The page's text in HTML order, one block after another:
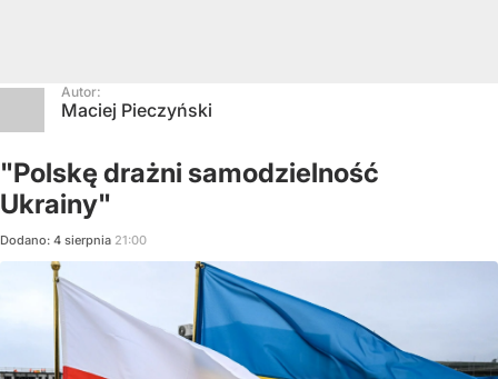
Autor:
Maciej Pieczyński
"Polskę drażni samodzielność
Ukrainy"
Dodano: 4 sierpnia 21:00